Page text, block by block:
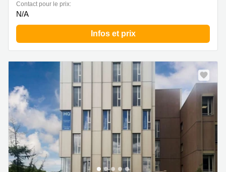
Contact pour le prix:
N/A
Infos et prix